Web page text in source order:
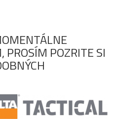
POZRITE SI